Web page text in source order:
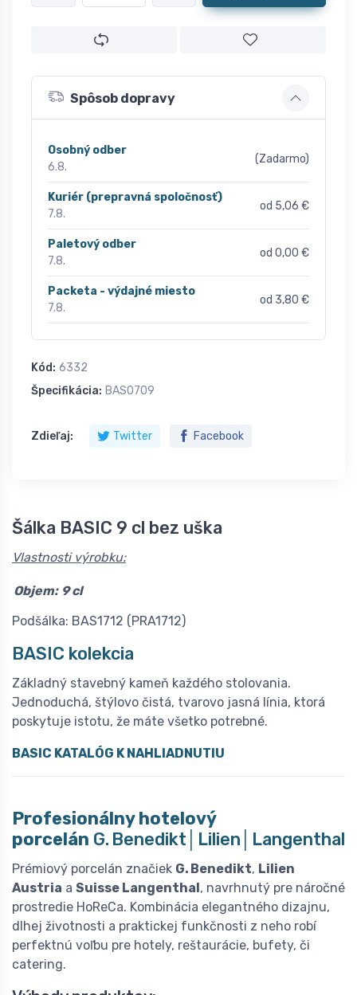
Spôsob dopravy
Osobný odber
6.8.
(Zadarmo)
Kuriér (prepravná spoločnosť)
7.8.
od 5,06 €
Paletový odber
7.8.
od 0,00 €
Packeta - výdajné miesto
7.8.
od 3,80 €
Kód: 6332
Špecifikácia: BAS0709
Zdieľaj: Twitter Facebook
Šálka BASIC 9 cl bez uška
Vlastnosti výrobku:
Objem: 9 cl
Podšálka: BAS1712 (PRA1712)
BASIC kolekcia
Základný stavebný kameň každého stolovania.
Jednoduchá, štýlovo čistá, tvarovo jasná línia, ktorá
poskytuje istotu, že máte všetko potrebné.
BASIC KATALÓG K NAHLIADNUTIU
Profesionálny hotelový
porcelán G. Benedikt│Lilien│Langenthal
Prémiový porcelán značiek G. Benedikt, Lilien
Austria a Suisse Langenthal , navrhnutý pre náročné
prostredie HoReCa. Kombinácia elegantného dizajnu,
dlhej životnosti a praktickej funkčnosti z neho robí
perfektnú voľbu pre hotely, reštaurácie, bufety, či
catering.